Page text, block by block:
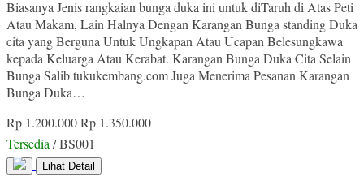
Biasanya Jenis rangkaian bunga duka ini untuk diTaruh di Atas Peti
Atau Makam, Lain Halnya Dengan Karangan Bunga standing Duka
cita yang Berguna Untuk Ungkapan Atau Ucapan Belesungkawa
kepada Keluarga Atau Kerabat. Karangan Bunga Duka Cita Selain
Bunga Salib tukukembang.com Juga Menerima Pesanan Karangan
Bunga Duka…
Rp 1.200.000Rp 1.350.000
Tersedia / BS001
Lihat Detail